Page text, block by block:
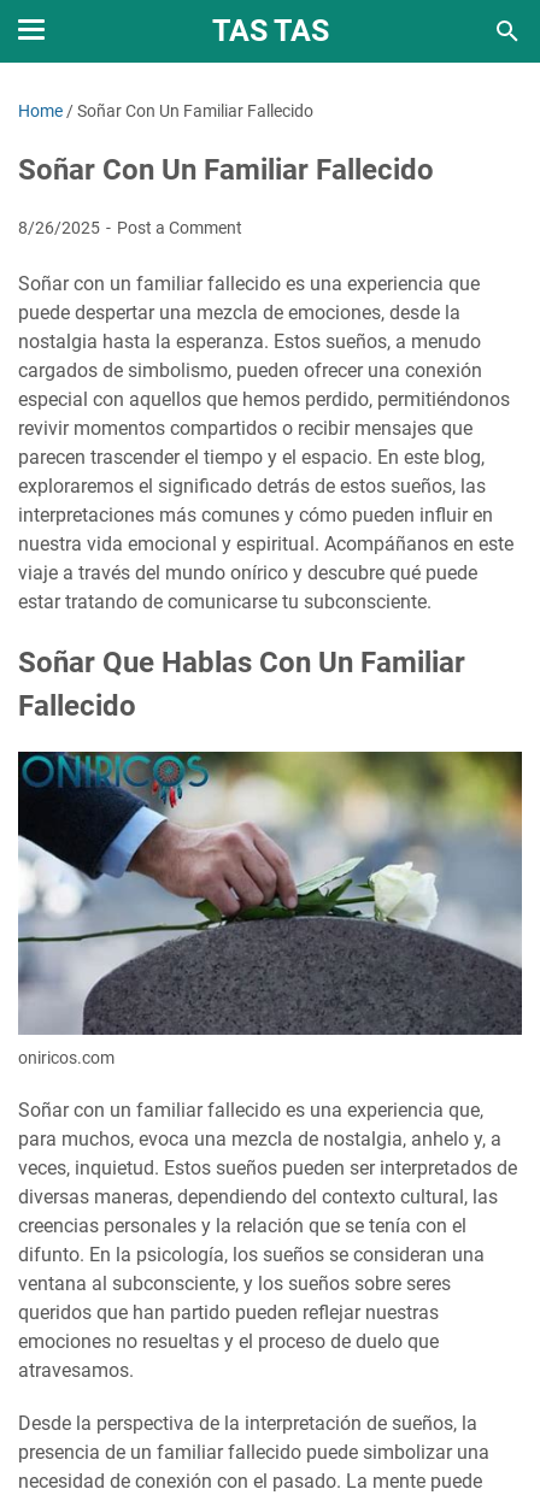
TAS TAS
Home /Soñar Con Un Familiar Fallecido
Soñar Con Un Familiar Fallecido
8/26/2025 Post a Comment
Soñar con un familiar fallecido es una experiencia que
puede despertar una mezcla de emociones, desde la
nostalgia hasta la esperanza. Estos sueños, a menudo
cargados de simbolismo, pueden ofrecer una conexión
especial con aquellos que hemos perdido, permitiéndonos
revivir momentos compartidos o recibir mensajes que
parecen trascender el tiempo y el espacio. En este blog,
exploraremos el significado detrás de estos sueños, las
interpretaciones más comunes y cómo pueden influir en
nuestra vida emocional y espiritual. Acompáñanos en este
viaje a través del mundo onírico y descubre qué puede
estar tratando de comunicarse tu subconsciente.
Soñar Que Hablas Con Un Familiar
Fallecido
oniricos.com
Soñar con un familiar fallecido es una experiencia que,
para muchos, evoca una mezcla de nostalgia, anhelo y, a
veces, inquietud. Estos sueños pueden ser interpretados de
diversas maneras, dependiendo del contexto cultural, las
creencias personales y la relación que se tenía con el
difunto. En la psicología, los sueños se consideran una
ventana al subconsciente, y los sueños sobre seres
queridos que han partido pueden reflejar nuestras
emociones no resueltas y el proceso de duelo que
atravesamos.
Desde la perspectiva de la interpretación de sueños, la
presencia de un familiar fallecido puede simbolizar una
necesidad de conexión con el pasado. La mente puede